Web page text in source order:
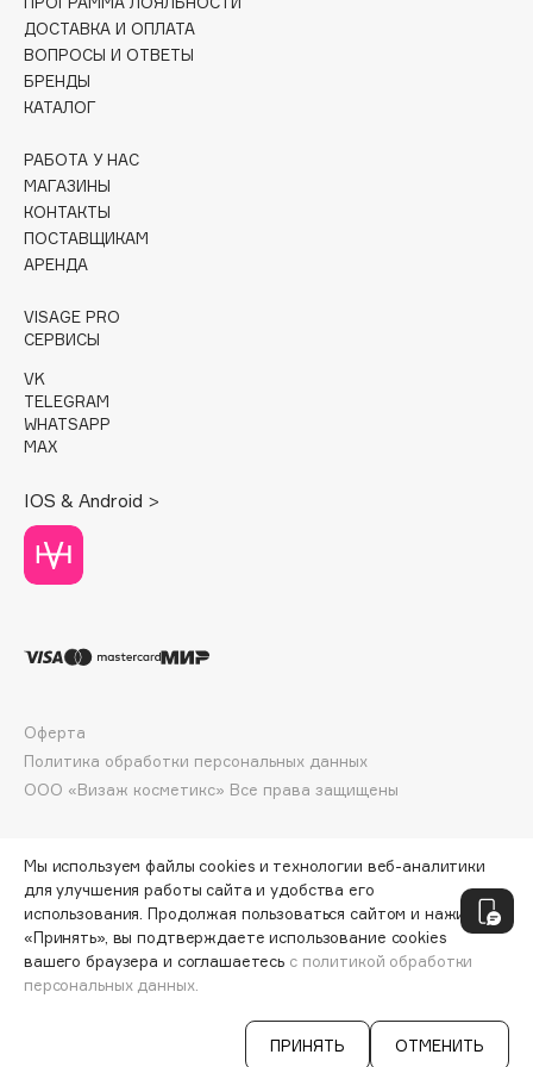
Collagenina
Consly
Corimo
CosRX
Crescina
Cunzite
Curaprox
D
d'Alba
DABO
DARLING*
Deonica
Dessange
Divage
Dorco
DP Daily Perfection
Dr.Ceuracle
Dr.Jart+
DSD de Luxe
Dyson
СООБЩИТЬ О ПОСТУПЛЕНИИ
ДОСТАВКА И ОПЛАТА
ВОПРОСЫ И ОТВЕТЫ
БРЕНДЫ
КАТАЛОГ
РАБОТА У НАС
МАГАЗИНЫ
КОНТАКТЫ
ПОСТАВЩИКАМ
АРЕНДА
VISAGE PRO
СЕРВИСЫ
VK
TELEGRAM
WHATSAPP
MAX
IOS & Android >
ООО «Визаж косметикс» Все права защищены
Оферта
Политика обработки персональных данных
Мы используем файлы cookies и технологии веб-аналитики
для улучшения работы сайта и удобства его
использования. Продолжая пользоваться сайтом и нажимая
«Принять», вы подтверждаете использование cookies
вашего браузера и соглашаетесь с политикой обработки
персональных данных.
ПРИНЯТЬ ОТМЕНИТЬ